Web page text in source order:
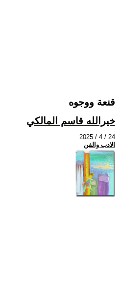
قنعة ووجوه
خيرالله قاسم المالكي
2025 / 4 / 24
الادب والفن